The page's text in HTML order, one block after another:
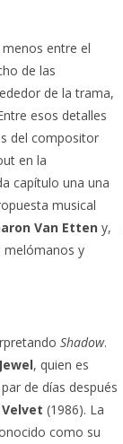
entre el
de las
de la trama,
esos detalles
del compositor
en la
capítulo una una
musical
Van Etten y,
melómanos y
Shadow.
, quien es
de días después
(1986). La
como su